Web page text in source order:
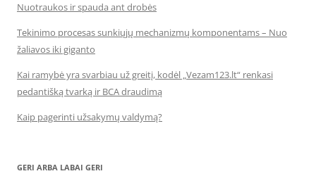
Nuotraukos ir spauda ant drobės
Tekinimo procesas sunkiųjų mechanizmų komponentams – Nuo
žaliavos iki giganto
Kai ramybė yra svarbiau už greitį, kodėl „Vezam123.lt“ renkasi
pedantišką tvarką ir BCA draudimą
Kaip pagerinti užsakymų valdymą?
GERI ARBA LABAI GERI